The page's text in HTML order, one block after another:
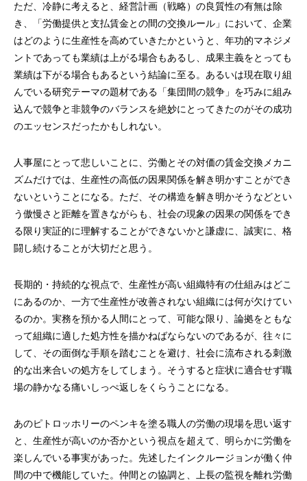
ただ、冷静に考えると、経営計画（戦略）の良質性の有無は除
き、「労働提供と支払賃金との間の交換ルール」において、企業
はどのように生産性を高めていきたかというと、年功的マネジメ
ントであっても業績は上がる場合もあるし、成果主義をとっても
業績は下がる場合もあるという結論に至る。あるいは現在取り組
んでいる研究テーマの題材である「集団間の競争」を巧みに組み
込んで競争と非競争のバランスを絶妙にとってきたのがその成功
のエッセンスだったかもしれない。
人事屋にとって悲しいことに、労働とその対価の賃金交換メカニ
ズムだけでは、生産性の高低の因果関係を解き明かすことができ
ないということになる。ただ、その構造を解き明かそうなどとい
う傲慢さと距離を置きながらも、社会の現象の因果の関係をでき
る限り実証的に理解することができないかと謙虚に、誠実に、格
闘し続けることが大切だと思う。
長期的・持続的な視点で、生産性が高い組織特有の仕組みはどこ
にあるのか、一方で生産性が改善されない組織には何が欠けてい
るのか。実務を預かる人間にとって、可能な限り、論拠をともな
って組織に適した処方性を描かねばならないのであるが、往々に
して、その面倒な手順を踏むことを避け、社会に流布される刺激
的な出来合いの処方をしてしまう。そうすると症状に適合せず職
場の静かなる痛いしっぺ返しをくらうことになる。
あのピトロッホリーのペンキを塗る職人の労働の現場を思い返す
と、生産性が高いのか否かという視点を超えて、明らかに労働を
楽しんでいる事実があった。先述したインクルージョンが働く仲
間の中で機能していた。仲間との協調と、上長の監視を離れ労働